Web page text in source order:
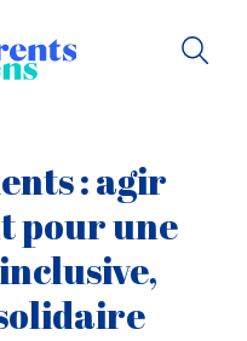
: agir
pour une